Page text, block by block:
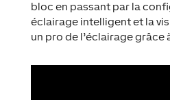
bloc en passant par la
éclairage intelligent et la
un pro de l’éclairage grâce